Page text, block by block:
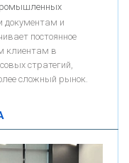
за пять лет
и
постоянное
клиентам в
стратегий,
сложный рынок.